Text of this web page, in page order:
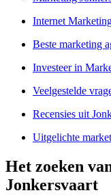
Internet
Beste marketing
Investeer in
Veelgestelde
Recensies uit
Uitgelichte
Het zoeken
Jonkersvaart